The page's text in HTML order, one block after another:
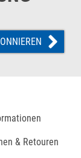
& Retouren